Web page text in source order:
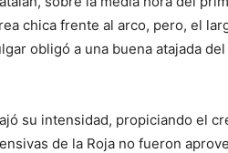
chica frente al arco, pero, el
obligó a una buena atajada
su intensidad, propiciando el
de la Roja no fueron